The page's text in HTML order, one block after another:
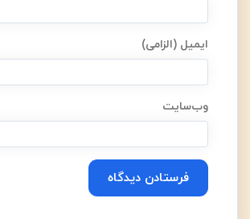
ایمیل (الزامی)
وب‌سایت